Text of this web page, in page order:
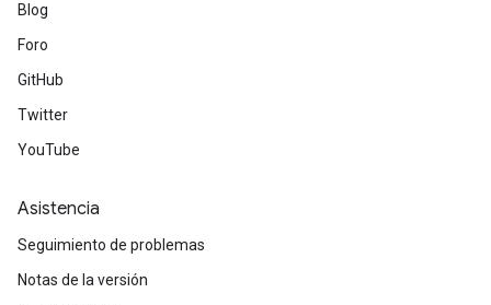
Blog
Foro
GitHub
Twitter
YouTube
Asistencia
Seguimiento de problemas
Notas de la versión